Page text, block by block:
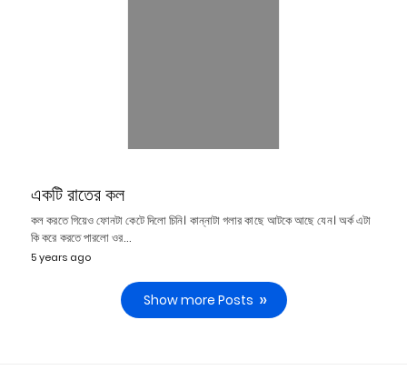
একটি রাতের কল
কল করতে গিয়েও ফোনটা কেটে দিলো চিনি। কান্নাটা গলার কাছে আটকে আছে যেন। অর্ক এটা
কি করে করতে পারলো ওর…
5 years ago
Show more Posts